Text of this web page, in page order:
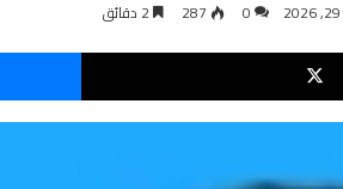
0
287 2 دقائق
‫X